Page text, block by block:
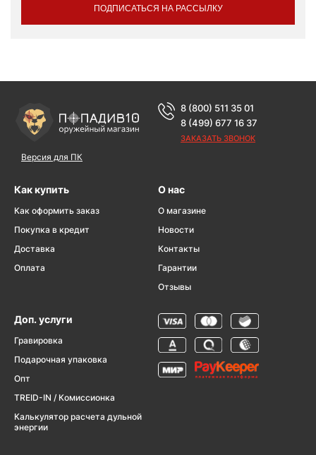
ПОДПИСАТЬСЯ НА РАССЫЛКУ
Версия для ПК
8 (800) 511 35 01
8 (499) 677 16 37
ЗАКАЗАТЬ ЗВОНОК
Как купить
Как оформить заказ
Покупка в кредит
Доставка
Оплата
О нас
О магазине
Новости
Контакты
Гарантии
Отзывы
Доп. услуги
Гравировка
Подарочная упаковка
Опт
TREID-IN / Комиссионка
Калькулятор расчета дульной
энергии